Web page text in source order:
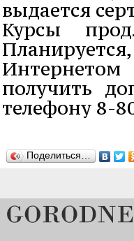
выдается
Курсы
получить
телефону 8-
Поделиться…